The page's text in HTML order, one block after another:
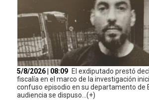
5/8/2026 | 08:09 El exdiputado prestó
fiscalía en el marco de la investigación
confuso episodio en su departamento de
audiencia se dispuso...(+)